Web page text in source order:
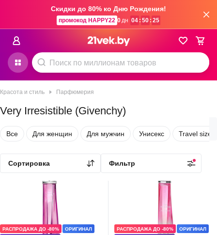
Скидки до 80% ко Дню Рождения!
промокод HAPPY22 0 дн 04 : 50 : 25
Парфюмерия
Красота и стиль
Very Irresistible (Givenchy)
Все Для женщин Для мужчин Унисекс Travel size
Сортировка Фильтр
Как выбрать духи
РАСПРОДАЖА ДО -80% ОРИГИНАЛ РАСПРОДАЖА ДО -80% ОРИГИНАЛ